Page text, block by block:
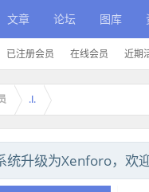
文章 论坛 图库
已注册会员 在线会员 近期
.l.
统升级为Xenforo，欢